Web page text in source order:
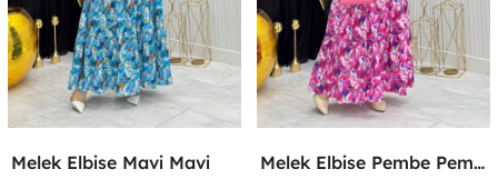
Melek Elbise Mavi Mavi Melek Elbise Pembe Pembe